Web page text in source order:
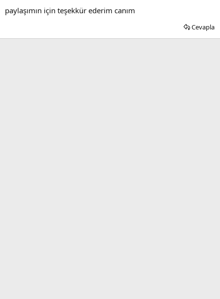
paylaşımın için teşekkür ederim canım
Cevapla